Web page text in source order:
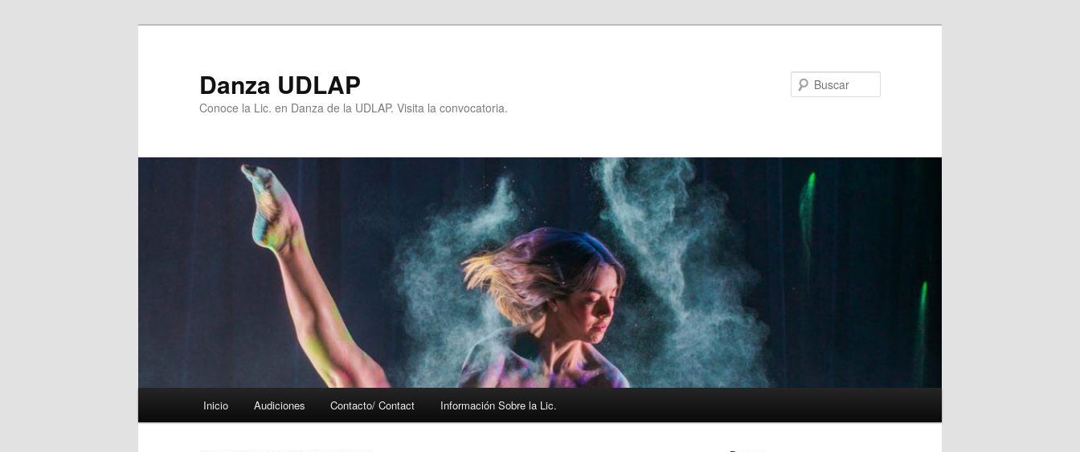
Danza UDLAP
Conoce la Lic. en Danza de la UDLAP. Visita la convocatoria.
Inicio Audiciones Contacto/ Contact Información Sobre la Lic.